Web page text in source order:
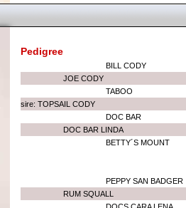
Pedigree
BILL CODY
JOE CODY
TABOO
sire: TOPSAIL CODY
DOC BAR
DOC BAR LINDA
BETTY´S MOUNT
PEPPY SAN BADGER
RUM SQUALL